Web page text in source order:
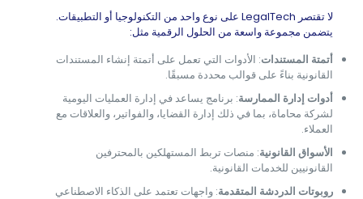
لا تقتصر LegalTech على نوع واحد من التكنولوجيا أو التطبيقات.
يتضمن مجموعة واسعة من الحلول الرقمية مثل:
أتمتة المستندات: الأدوات التي تعمل على أتمتة إنشاء المستندات
القانونية بناءً على قوالب محددة مسبقًا.
أدوات إدارة الممارسة: برنامج يساعد في إدارة العمليات اليومية
لشركة محاماة، بما في ذلك إدارة القضايا، والفواتير، والعلاقات مع
العملاء.
الأسواق القانونية: منصات تربط المستهلكين بالمحترفين
القانونيين للخدمات القانونية.
روبوتات الدردشة المتقدمة: واجهات تعتمد على الذكاء الاصطناعي